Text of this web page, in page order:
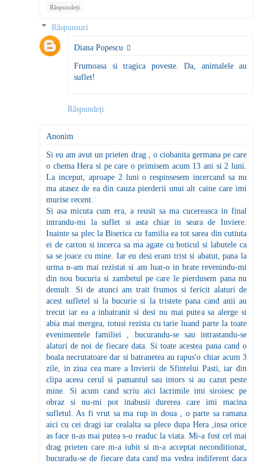
Răspundeți
Răspunsuri
Diana Popescu
Frumoasa si tragica poveste. Da, animalele au
suflet!
Răspundeți
Anonim
Si eu am avut un prieten drag , o ciobanita germana pe care
o chema Hera si pe care o primisem acum 13 ani si 2 luni.
La inceput, aproape 2 luni o respinsesem incercand sa nu
ma atasez de ea din cauza pierderii unui alt caine care imi
murise recent.
Si asa micuta cum era, a reusit sa ma cucereasca in final
intrandu-mi la suflet si asta chiar in seara de Inviere.
Inainte sa plec la Biserica cu familia ea tot sarea din cutiuta
ei de carton si incerca sa ma agate cu boticul si labutele ca
sa se joace cu mine. Iar eu desi eram trist si abatut, pana la
urma n-am mai rezistat si am luat-o in brate revenindu-mi
din nou bucuria si zambetul pe care le pierdusem pana nu
demult. Si de atunci am trait frumos si fericit alaturi de
acest sufletel si la bucurie si la tristete pana cand anii au
trecut iar ea a inbatranit si desi nu mai putea sa alerge si
abia mai mergea, totusi rezista cu tarie luand parte la toate
evenimentele familiei , bucurandu-se sau intrastandu-se
alaturi de noi de fiecare data. Si toate acestea pana cand o
boala necrutatoare dar si batranetea au rapus'o chiar acum 3
zile, in ziua cea mare a Invierii de Sfintelui Pasti, iar din
clipa aceea cerul si pamantul sau intors si au cazut peste
mine. Si acum cand scriu aici lacrimile imi siroiesc pe
obraz si nu-mi pot inabusii durerea care imi macina
sufletul. As fi vrut sa ma rup in doua , o parte sa ramana
aici cu cei dragi iar cealalta sa plece dupa Hera ,insa orice
as face n-as mai putea s-o readuc la viata. Mi-a fost cel mai
drag prieten care m-a iubit si m-a acceptat neconditionat,
bucuradu-se de fiecare data cand ma vedea indiferent daca